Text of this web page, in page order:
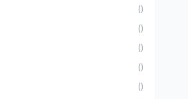
()
()
()
()
()